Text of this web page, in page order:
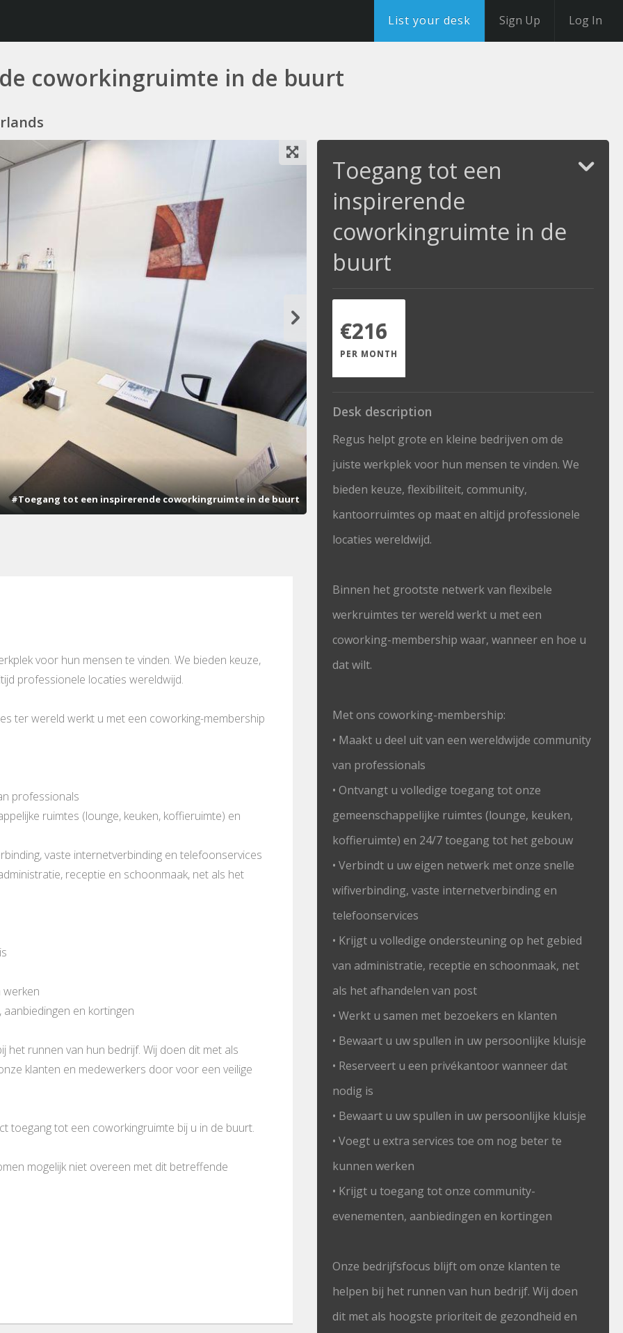
List your desk Sign Up Log In
coworkingruimte in de buurt
#Toegang tot een inspirerende coworkingruimte in de buurt
voor hun mensen te vinden. We bieden keuze,
professionele locaties wereldwijd.
ter wereld werkt u met een coworking-membership
professionals
ruimtes (lounge, keuken, koffieruimte) en
vaste internetverbinding en telefoonservices
receptie en schoonmaak, net als het
werken
en kortingen
runnen van hun bedrijf. Wij doen dit met als
klanten en medewerkers door voor een veilige
toegang tot een coworkingruimte bij u in de buurt.
mogelijk niet overeen met dit betreffende
Toegang tot een
inspirerende
coworkingruimte in de
buurt
€216
PER MONTH
Desk description
Regus helpt grote en kleine bedrijven om de
juiste werkplek voor hun mensen te vinden. We
bieden keuze, flexibiliteit, community,
kantoorruimtes op maat en altijd professionele
locaties wereldwijd.
Binnen het grootste netwerk van flexibele
werkruimtes ter wereld werkt u met een
coworking-membership waar, wanneer en hoe u
dat wilt.
Met ons coworking-membership:
• Maakt u deel uit van een wereldwijde community
van professionals
• Ontvangt u volledige toegang tot onze
gemeenschappelijke ruimtes (lounge, keuken,
koffieruimte) en 24/7 toegang tot het gebouw
• Verbindt u uw eigen netwerk met onze snelle
wifiverbinding, vaste internetverbinding en
telefoonservices
• Krijgt u volledige ondersteuning op het gebied
van administratie, receptie en schoonmaak, net
als het afhandelen van post
• Werkt u samen met bezoekers en klanten
• Bewaart u uw spullen in uw persoonlijke kluisje
• Reserveert u een privékantoor wanneer dat
nodig is
• Bewaart u uw spullen in uw persoonlijke kluisje
• Voegt u extra services toe om nog beter te
kunnen werken
• Krijgt u toegang tot onze community-
evenementen, aanbiedingen en kortingen
Onze bedrijfsfocus blijft om onze klanten te
helpen bij het runnen van hun bedrijf. Wij doen
dit met als hoogste prioriteit de gezondheid en